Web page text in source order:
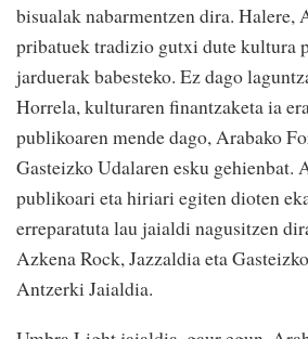
bisualak nabarmentzen dira. Halere,
pribatuek tradizio gutxi dute kultura
jarduerak babesteko. Ez dago
Horrela, kulturaren finantzaketa ia
publikoaren mende dago, Arabako
Gasteizko Udalaren esku gehienbat.
publikoari eta hiriari egiten dioten
erreparatuta lau jaialdi nagusitzen
Azkena Rock, Jazzaldia eta
Antzerki Jaialdia.